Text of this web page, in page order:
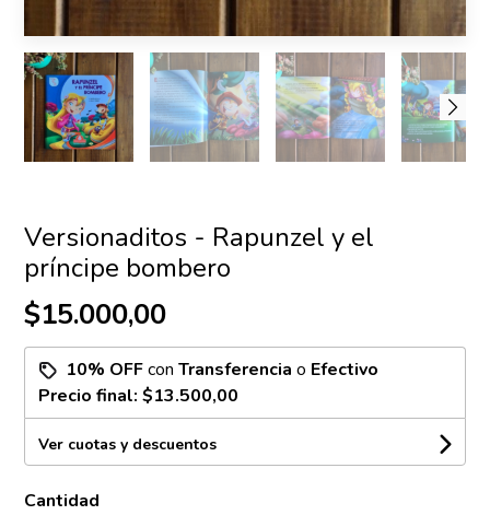
Versionaditos - Rapunzel y el
príncipe bombero
$15.000,00
10% OFFconTransferencia o Efectivo
Precio final:$13.500,00
Ver cuotas y descuentos
Cantidad